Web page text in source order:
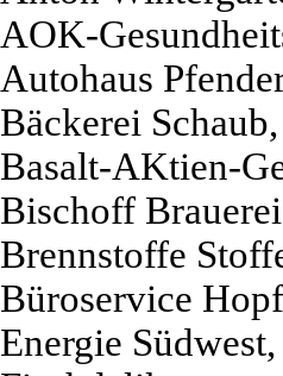
AOK-
Autohaus
Bäckerei
Basalt-AKtien-
Bischoff
Brennstoffe
Büroservice
Energie